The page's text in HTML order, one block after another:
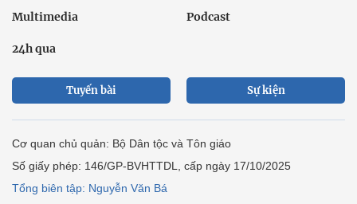
Multimedia Podcast
24h qua
Tuyến bài Sự kiện
Cơ quan chủ quản: Bộ Dân tộc và Tôn giáo
Số giấy phép: 146/GP-BVHTTDL, cấp ngày 17/10/2025
Tổng biên tập: Nguyễn Văn Bá